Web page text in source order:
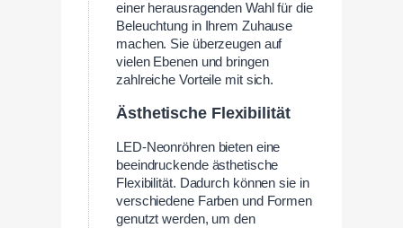
einer herausragenden Wahl für die
Beleuchtung in Ihrem Zuhause
machen. Sie überzeugen auf
vielen Ebenen und bringen
zahlreiche Vorteile mit sich.
Ästhetische Flexibilität
LED-Neonröhren bieten eine
beeindruckende ästhetische
Flexibilität. Dadurch können sie in
verschiedene Farben und Formen
genutzt werden, um den